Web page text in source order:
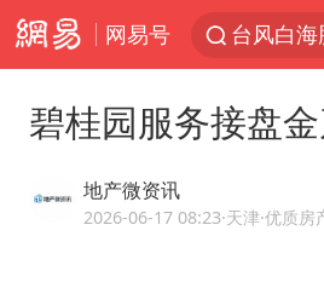
网易号
女主硬
浙江台州
碧桂园服务接盘
地产微资讯
2026-06-17 08:23·天津·优质房